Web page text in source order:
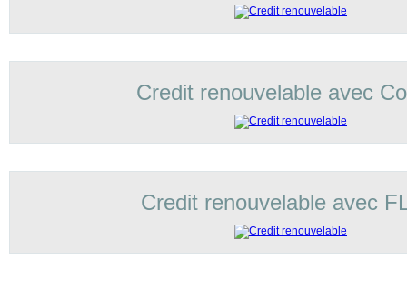
Credit renouvelable avec
Credit renouvelable avec